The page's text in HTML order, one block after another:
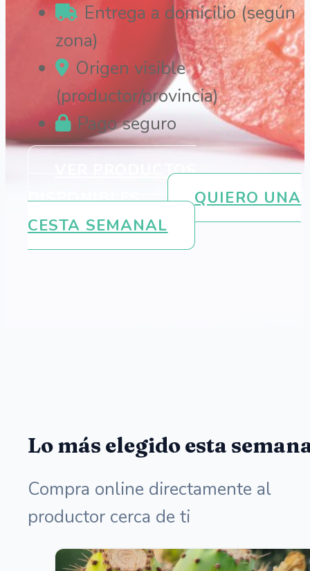
Entrega a domicilio (según
zona)
Origen visible
(productor/provincia)
Pago seguro
VER PRODUCTOS
DISPONIBLES
QUIERO UNA
CESTA SEMANAL
Lo más elegido esta
Compra online directamente al
productor cerca de ti